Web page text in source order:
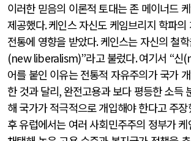
이러한 믿음의 이론적 토대는 존 메이너드
제공했다.케인스 자신도 케임브리지 학파의
전통에 영향을 받았다.케인스는 자신의 철
(new liberalism)”라고 불렀다.여기서 “신
어를 붙인 이유는 전통적 자유주의가 국가
한 것과 달리, 완전고용과 보다 평등한 소득
해 국가가 적극적으로 개입해야 한다고 주
후 유럽에서는 여러 사회민주주의 정부가